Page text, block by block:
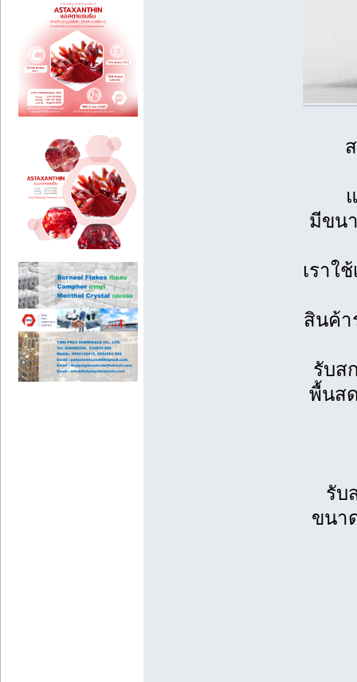
มีขน
เราใ
สินค้า
รับส
พื้นส
รับ
ขนา